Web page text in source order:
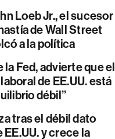
Loeb Jr., el sucesor
de Wall Street
a la política
la Fed, advierte que el
de EE.UU. está
débil”
tras el débil dato
EE.UU. y crece la